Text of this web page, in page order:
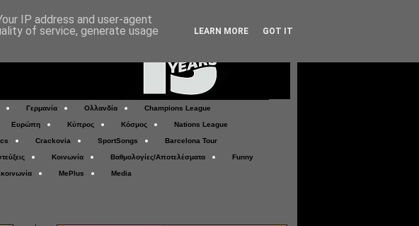
Γερμανία Ολλανδία Champions League
Ευρώπη Κύπρος Κόσμος Nations League
Crackovia SportSongs Barcelona Tour
Κοινωνία Βαθμολογίες/Αποτελέσματα Funny
MePlus Media
IP address and user-agent
of service, generate usage
LEARN MORE GOT IT